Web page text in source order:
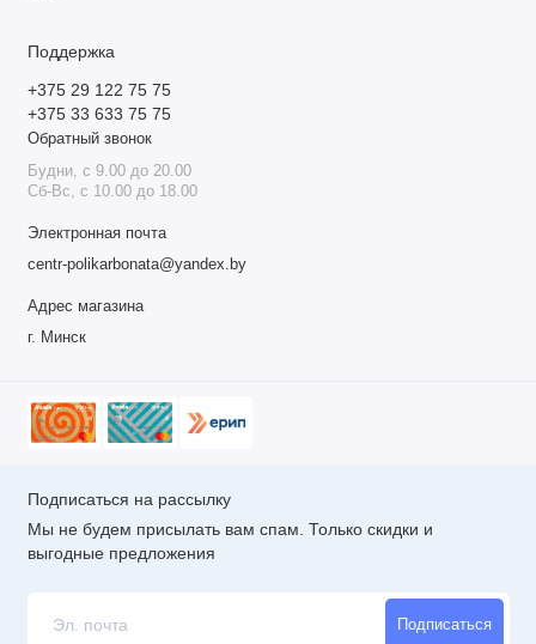
Поддержка
+375 29 122 75 75
+375 33 633 75 75
Обратный звонок
Будни, с 9.00 до 20.00
Сб-Вс, с 10.00 до 18.00
Электронная почта
centr-polikarbonata@yandex.by
Адрес магазина
г. Минск
Подписаться на рассылку
Мы не будем присылать вам спам. Только скидки и
выгодные предложения
Подписаться